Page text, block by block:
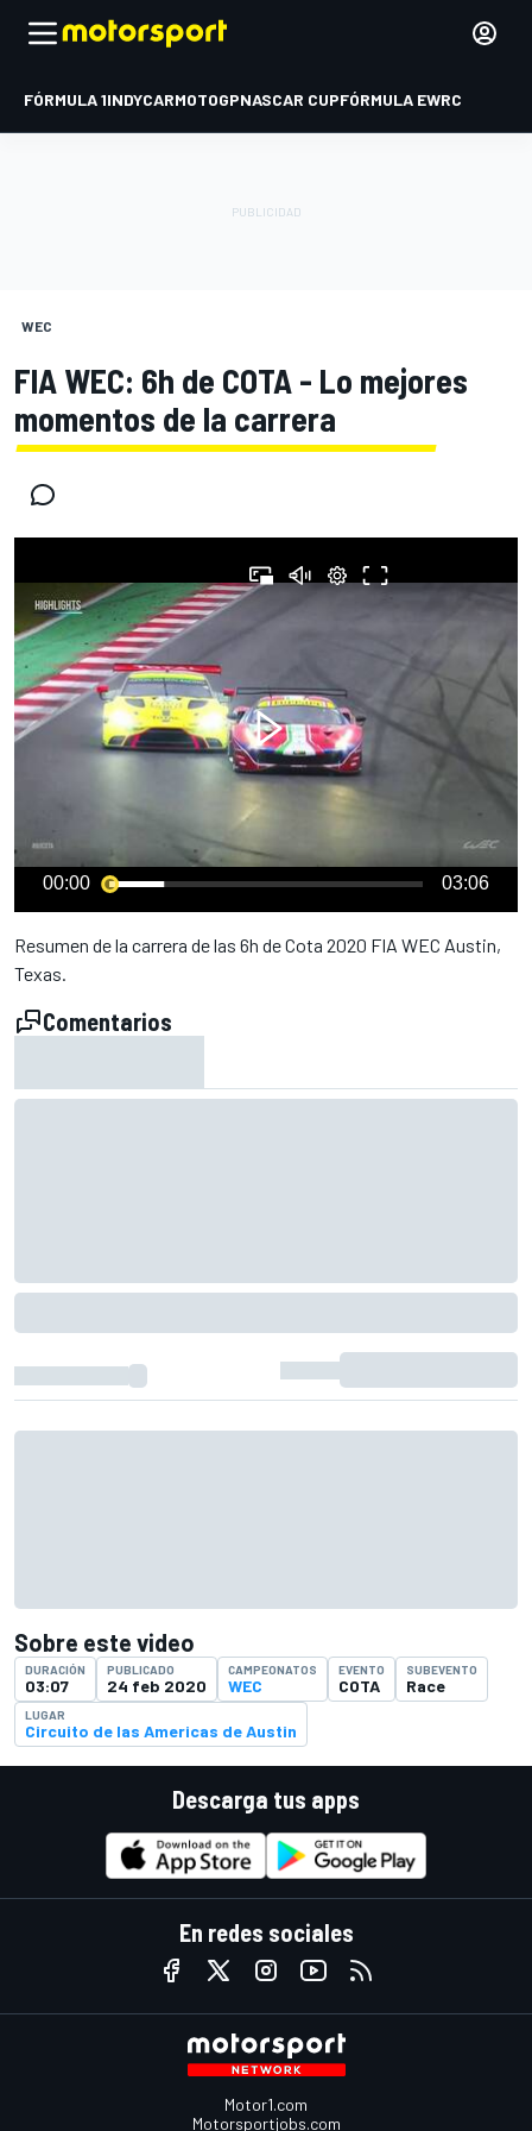
FÓRMULA 1INDYCARMOTOGPNASCAR CUPFÓRMULA EWRC
WEC
FIA WEC: 6h de COTA - Lo mejores
momentos de la carrera
00:00 03:06
Resumen de la carrera de las 6h de Cota 2020 FIA WEC Austin,
Texas.
Comentarios
Sobre este video
DURACIÓN
03:07
PUBLICADO
24 feb 2020
CAMPEONATOS
WEC
EVENTO
COTA
SUBEVENTO
Race
LUGAR
Circuito de las Americas de Austin
Descarga tus apps
En redes sociales
Motor1.com
Motorsportjobs.com